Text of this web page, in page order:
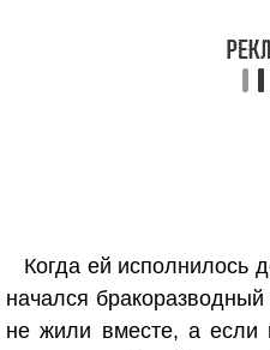
Когда ей исполнилось
начался
не жили вместе, а если